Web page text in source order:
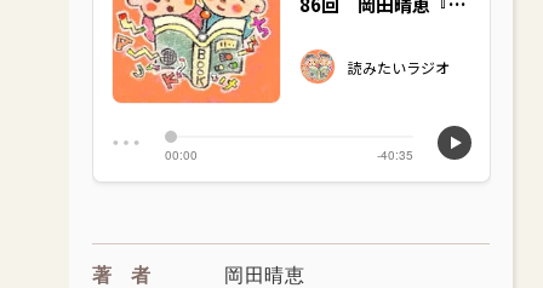
著者 岡田晴恵